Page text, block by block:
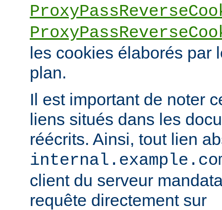
les cookies élaborés par
plan.
Il est important de noter
liens situés dans les
réécrits. Ainsi, tout lien
client du serveur
requête directement sur